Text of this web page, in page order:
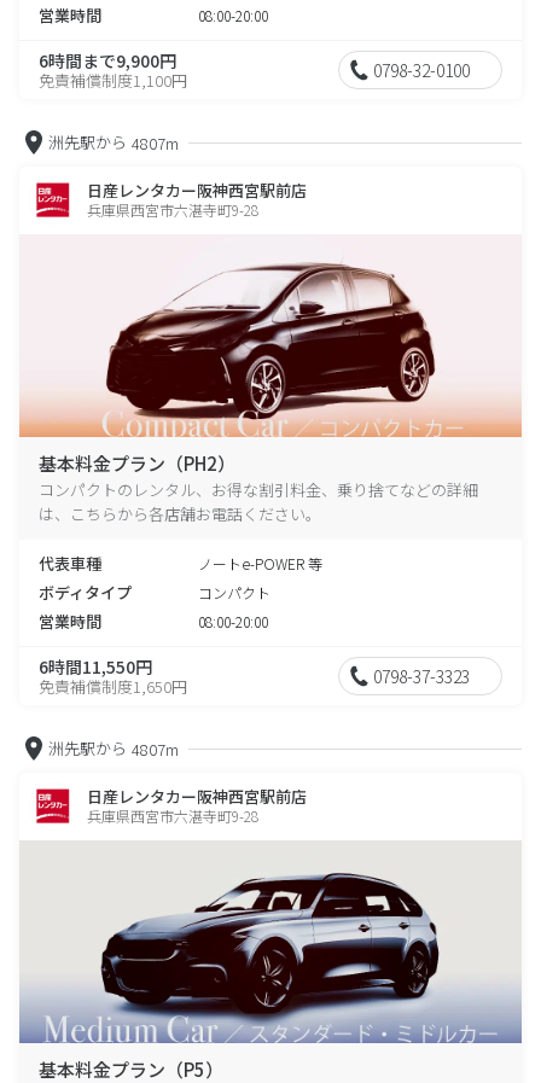
営業時間 08:00-20:00
6時間まで9,900円
免責補償制度1,100円 0798-32-0100
洲先駅から 4807m
日産レンタカー阪神西宮駅前店
兵庫県西宮市六湛寺町9-28
基本料金プラン（PH2）
コンパクトのレンタル、お得な割引料金、乗り捨てなどの詳細
は、こちらから各店舗お電話ください。
代表車種 ノートe-POWER 等
ボディタイプ コンパクト
営業時間 08:00-20:00
6時間11,550円
免責補償制度1,650円 0798-37-3323
洲先駅から 4807m
日産レンタカー阪神西宮駅前店
兵庫県西宮市六湛寺町9-28
基本料金プラン（P5）